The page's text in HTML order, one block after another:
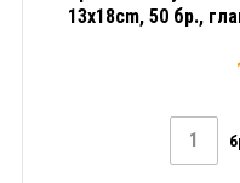
13x18cm, 50 бр.,